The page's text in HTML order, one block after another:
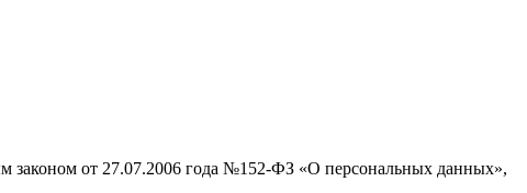
законом от 27.07.2006 года №152-ФЗ «О персональных данных»,